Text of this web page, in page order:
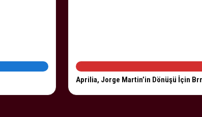
Aprilia, Jorge Martin’in Dönüşü İçin